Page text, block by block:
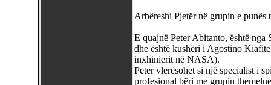
Arbëreshi Pjetër në grupin e
E quajnë Peter Abitanto, është nga
dhe është kushëri i Agostino
inxhinierit në NASA).
Peter vlerësohet si një specialist i
profesional bëri me grupin